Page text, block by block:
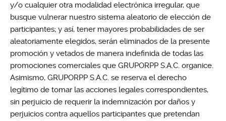
y/o cualquier otra modalidad electrónica irregular, que
busque vulnerar nuestro sistema aleatorio de elección de
participantes; y así, tener mayores probabilidades de ser
aleatoriamente elegidos, serán eliminados de la presente
promoción y vetados de manera indefinida de todas las
promociones comerciales que GRUPORPP S.A.C. organice.
Asimismo, GRUPORPP S.A.C. se reserva el derecho
legítimo de tomar las acciones legales correspondientes,
sin perjuicio de requerir la indemnización por daños y
perjuicios contra aquellos participantes que pretendan